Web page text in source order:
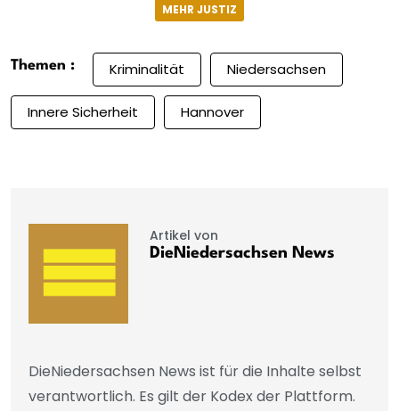
MEHR JUSTIZ
Themen : Kriminalität Niedersachsen
Innere Sicherheit Hannover
Artikel von
DieNiedersachsen News
DieNiedersachsen News ist für die Inhalte selbst
verantwortlich. Es gilt der Kodex der Plattform.